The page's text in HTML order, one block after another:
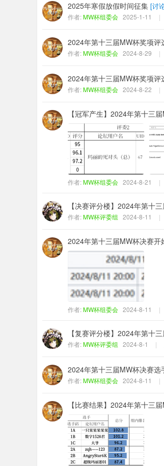
2025年寒假放假时间征集 [讨
作者:MW杯组委会 2025-1-11 |
2024年第十三届MW杯奖项评
作者:MW杯组委会 2024-8-29 |
2024年第十三届MW杯奖项评
作者:MW杯组委会 2024-8-22 |
【冠军产生】2024年第十三
作者:MW杯组委会 2024-8-21 |
【决赛评分楼】2024年第十
作者:MW杯评委组 2024-8-11 |
2024年第十三届MW杯决赛开
作者:MW杯组委会 2024-8-11 |
【复赛评分楼】2024年第十
作者:MW杯评委组 2024-8-1 |
2024年第十三届MW杯决赛选
作者:MW杯组委会 2024-8-11 |
【比赛结果】2024年第十三